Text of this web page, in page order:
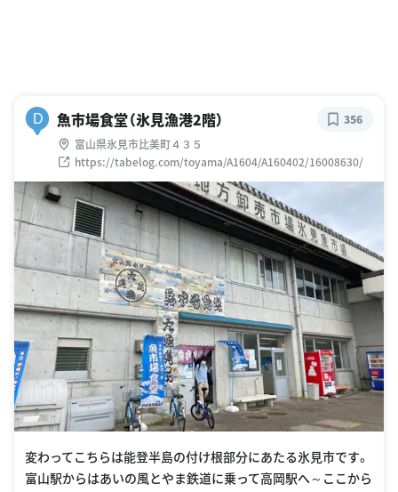
D 魚市場食堂（氷見漁港2階）
富山県氷見市比美町４３５
https://tabelog.com/toyama/A1604/A160402/16008630/
356
変わってこちらは能登半島の付け根部分にあたる氷見市です。
富山駅からはあいの風とやま鉄道に乗って高岡駅へ～ここから